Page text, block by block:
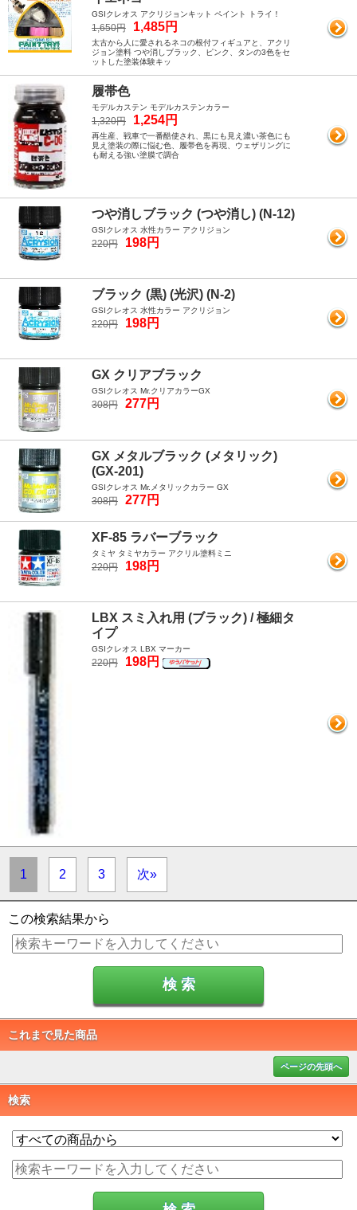
GSIクレオス アクリジョンキット ペイント トライ！
1,650円 1,485円
太古から人に愛されるネコの根付フィギュアと、アクリ
ジョン塗料 つや消しブラック、ピンク、タンの3色をセ
ットした塗装体験キッ
履帯色
モデルカステン モデルカステンカラー
1,320円 1,254円
再生産、戦車で一番酷使され、黒にも見え濃い茶色にも
見え塗装の際に悩む色、履帯色を再現、ウェザリングに
も耐える強い塗膜で調合
つや消しブラック (つや消し) (N-12)
GSIクレオス 水性カラー アクリジョン
220円 198円
ブラック (黒) (光沢) (N-2)
GSIクレオス 水性カラー アクリジョン
220円 198円
GX クリアブラック
GSIクレオス Mr.クリアカラーGX
308円 277円
GX メタルブラック (メタリック)
(GX-201)
GSIクレオス Mr.メタリックカラー GX
308円 277円
XF-85 ラバーブラック
タミヤ タミヤカラー アクリル塗料ミニ
220円 198円
LBX スミ入れ用 (ブラック) / 極細タ
イプ
GSIクレオス LBX マーカー
220円 198円
1 2 3 次»
この検索結果から
これまで見た商品
ページの先頭へ
検索